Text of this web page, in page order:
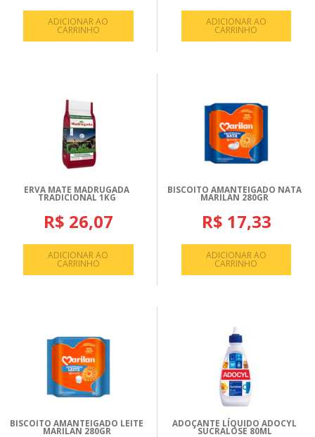
ADICIONAR AO
CARRINHO
ADICIONAR AO
CARRINHO
ERVA MATE MADRUGADA
TRADICIONAL 1KG
R$ 26,07
ADICIONAR AO
CARRINHO
BISCOITO AMANTEIGADO NATA
MARILAN 280GR
R$ 17,33
ADICIONAR AO
CARRINHO
BISCOITO AMANTEIGADO LEITE
MARILAN 280GR
ADOÇANTE LÍQUIDO ADOCYL
SUCRALOSE 80ML